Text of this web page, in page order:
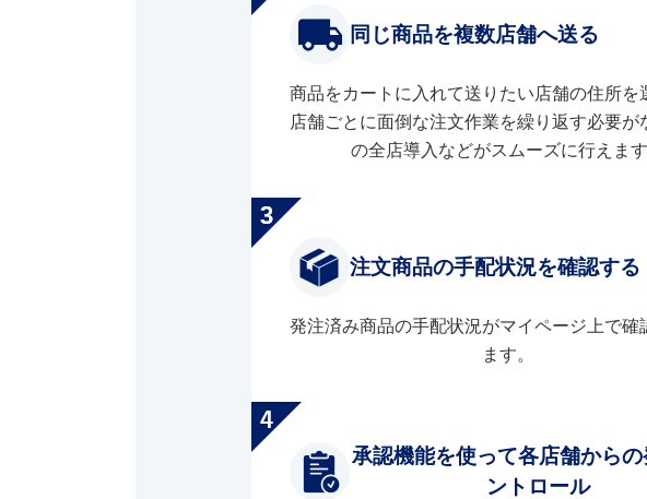
同じ商品を複数店舗へ送る
商品をカートに入れて送りたい店舗の住所を
店舗ごとに面倒な注文作業を繰り返す必要が
の全店導入などがスムーズに行えます
注文商品の手配状況を確認する
発注済み商品の手配状況がマイページ上で確
ます。
承認機能を使って各店舗からの
ントロール